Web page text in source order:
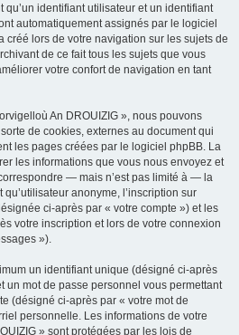
identifiant utilisateur et un identifiant
automatiquement assignés par le logiciel
créé lors de votre navigation sur les sujets de
de ce fait tous les sujets que vous
votre confort de navigation en tant
An DROUIZIG », nous pouvons
de cookies, externes au document qui
les pages créées par le logiciel phpBB. La
les informations que vous nous envoyez et
— mais n’est pas limité à — la
anonyme, l’inscription sur
ci-après par « votre compte ») et les
votre inscription et lors de votre connexion
»).
un identifiant unique (désigné ci-après
un mot de passe personnel vous permettant
(désigné ci-après par « votre mot de
personnelle. Les informations de votre
» sont protégées par les lois de